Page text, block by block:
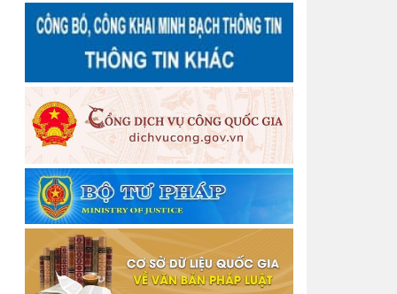
Thông báo Quyết định Công nhận hoàn thành
tập sự hành nghề công chứng
Thông báo Chấm dứt tập sự hành nghề công
Quyết định số 3458/QĐ-BTP Về việc công bố dữ
liệu hộ tịch và hướng dẫn kết nối, khai thác sử
dụng
Thông báo về chiêu sinh Lớp bồi dưỡng nghiệp
vụ Thừa phát lại năm 2026
Thông báo Về việc thu hồi thẻ công chứng viên
Thông báo Về việc thu hồi thẻ công chứng viên
Thông báo cấp lại Giấy đăng ký hoạt động cho
Văn phòng công chứng
Thông báo cấp lại Giấy đăng ký hoạt động cho
Văn phòng công chứng